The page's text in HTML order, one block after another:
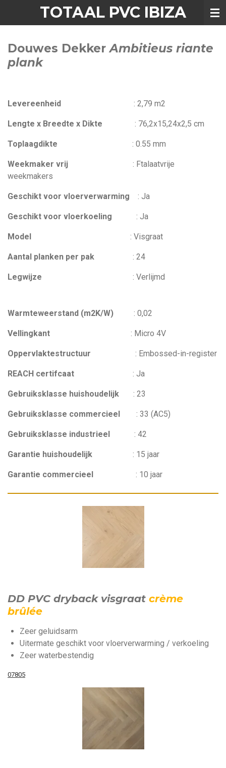
de
hoofdinhoud
TOTAAL PVC IBIZA
Douwes DekkerAmbitieus riante
plank
Levereenheid : 2,79 m2
Lengte x Breedte x Dikte : 76,2x15,24x2,5 cm
Toplaagdikte : 0.55 mm
Weekmaker vrij : Ftalaatvrije
weekmakers
Geschikt voor vloerverwarming : Ja
Geschikt voor vloerkoeling : Ja
Model : Visgraat
Aantal planken per pak : 24
Legwijze : Verlijmd
Warmteweerstand (m2K/W) : 0,02
Vellingkant : Micro 4V
Oppervlaktestructuur : Embossed-in-register
REACH certifcaat : Ja
Gebruiksklasse huishoudelijk : 23
Gebruiksklasse commercieel : 33 (AC5)
Gebruiksklasse industrieel : 42
Garantie huishoudelijk : 15 jaar
Garantie commercieel : 10 jaar
DD PVC dryback visgraat crème
brûlée
Zeer geluidsarm
Uitermate geschikt voor vloerverwarming / verkoeling
Zeer waterbestendig
07805